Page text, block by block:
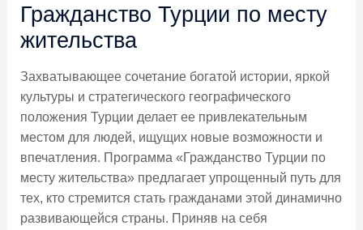
Гражданство Турции по месту
жительства
Захватывающее сочетание богатой истории, яркой
культуры и стратегического географического
положения Турции делает ее привлекательным
местом для людей, ищущих новые возможности и
впечатления. Программа «Гражданство Турции по
месту жительства» предлагает упрощенный путь для
тех, кто стремится стать гражданами этой динамично
развивающейся страны. Приняв на себя